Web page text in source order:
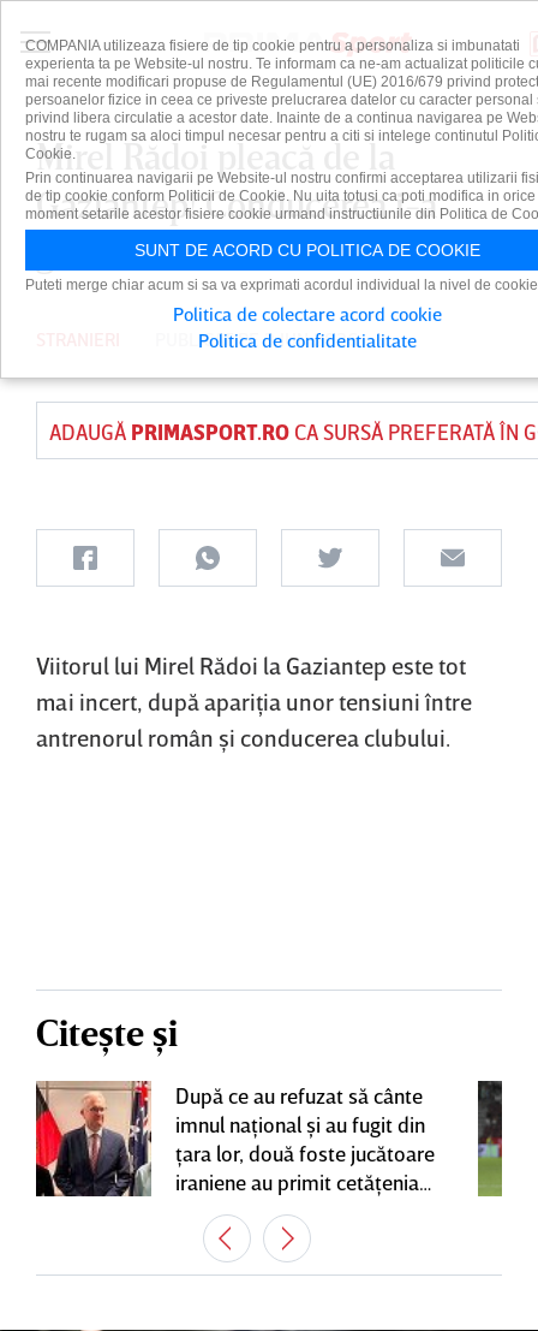
Mirel Rădoi pleacă de la
Gaziantep! Conducerea i-a
găsit înlocuitor
PUBLICAT PE 3 IUN 2026
ADAUGĂ PRIMASPORT.ROCA SURSĂ PREFERATĂ ÎN
Viitorul lui Mirel Rădoi la Gaziantep este tot
mai incert, după apariţia unor tensiuni între
antrenorul român şi conducerea clubului.
Citește și
După ce au refuzat să cânte
imnul naţional şi au fugit din
ţara lor, două foste jucătoare
iraniene au primit cetăţenia
australiană
COMPANIA utilizeaza fisiere de tip cookie pentru a personaliza si imbunatati
experienta ta pe Website-ul nostru. Te informam ca ne-am actualizat politicile
mai recente modificari propuse de Regulamentul (UE) 2016/679 privind
persoanelor fizice in ceea ce priveste prelucrarea datelor cu caracter personal
privind libera circulatie a acestor date. Inainte de a continua navigarea pe
nostru te rugam sa aloci timpul necesar pentru a citi si intelege continutul
Cookie.
Prin continuarea navigarii pe Website-ul nostru confirmi acceptarea utilizarii
de tip cookie conform Politicii de Cookie. Nu uita totusi ca poti modifica in orice
moment setarile acestor fisiere cookie urmand instructiunile din Politica de
SUNT DE ACORD CU POLITICA DE COOKIE
Puteti merge chiar acum si sa va exprimati acordul individual la nivel de
Politica de colectare acord cookie
Politica de confidentialitate